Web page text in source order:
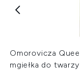
Omorovicza
mgiełka do